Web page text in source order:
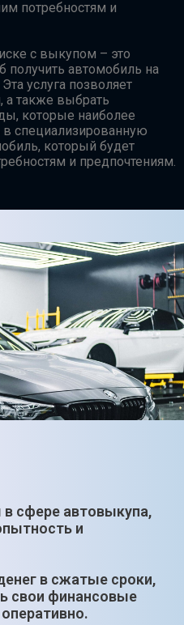
потребностям и
с выкупом – это
автомобиль на
услуга позволяет
а также выбрать
которые наиболее
в специализированную
который будет
и предпочтениям.
сфере автовыкупа,
и
в сжатые сроки,
свои финансовые